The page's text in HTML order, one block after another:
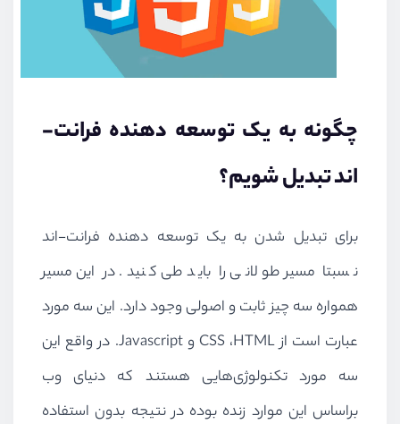
چگونه به یک توسعه دهنده فرانت-
اند تبدیل شویم؟
برای تبدیل شدن به یک توسعه دهنده فرانت-اند
نسبتا مسیر طولانی را باید طی کنید. در این مسیر
همواره سه چیز ثابت و اصولی وجود دارد. این سه مورد
عبارت است ازHTML، CSSوJavascript. در واقع این
سه مورد تکنولوژی‌هایی هستند که دنیای وب
براساس این موارد زنده بوده در نتیجه بدون استفاده